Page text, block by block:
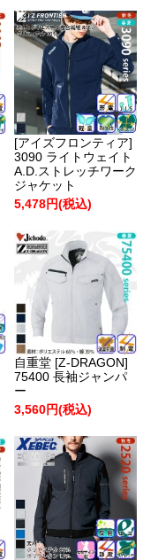
[アイズフロンティア]
3090 ライトウェイト
A.D.ストレッチワーク
ジャケット
5,478円(税込)
自重堂 [Z-DRAGON]
75400 長袖ジャンパ
ー
3,560円(税込)